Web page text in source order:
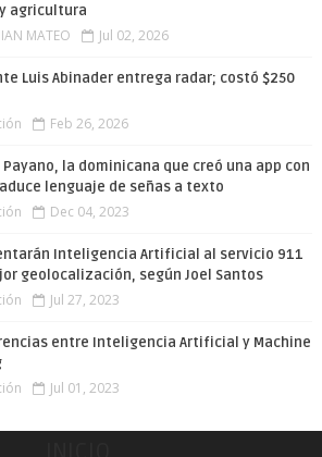
agricultura
MATEO Jul 02, 2026
Luis Abinader entrega radar; costó $250
Feb 26, 2026
la dominicana que creó una app con
lenguaje de señas a texto
Dec 04, 2023
Inteligencia Artificial al servicio 911
geolocalización, según Joel Santos
Jul 27, 2023
entre Inteligencia Artificial y Machine
Jul 01, 2023